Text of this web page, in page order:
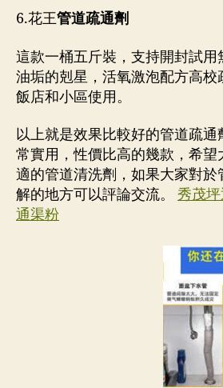
6.花王管道疏通劑
這款一桶五斤裝，支持開封試
油垢的剋星，活氧激泡配方高校
飯店和小區使用。
以上就是效果比較好的管道疏
常實用，性價比高的幾款，希望
適的管道清洗劑，如果大家對於
解的地方可以評論交流。 秀茂
通渠粉